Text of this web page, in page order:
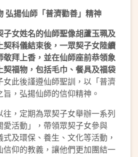
弘揚仙師「普濟勸善」精神
女姓名的仙師聖像胡蘆玉珮及
契科儀結束後，一眾契子女陸續
拜上香，並在仙師座前恭領象
福物，包括毛巾、餐具及福袋
女此後謹遵仙師聖訓，以「普濟
，弘揚仙師的信仰精神。
，定期為眾契子女舉辦一系列
愛活動」，帶領眾契子女參與
式及環保、養生、文化等活動，
仰的教義，讓他們更加團結一